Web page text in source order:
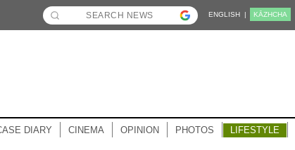
ENGLISH | KĀZHCHA
DIARY CINEMA OPINION PHOTOS LIFESTYLE